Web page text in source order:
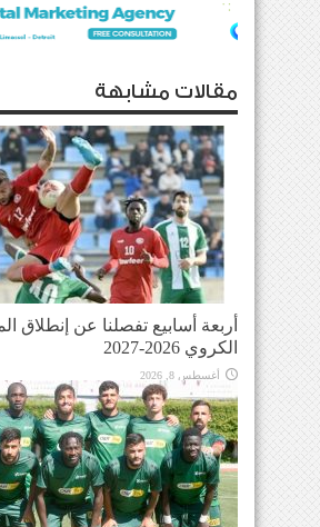
مقالات مشابهة
أربعة أسابيع تفصلنا عن إنطلاق
الكروي 2026-2027
أغسطس 8, 2026